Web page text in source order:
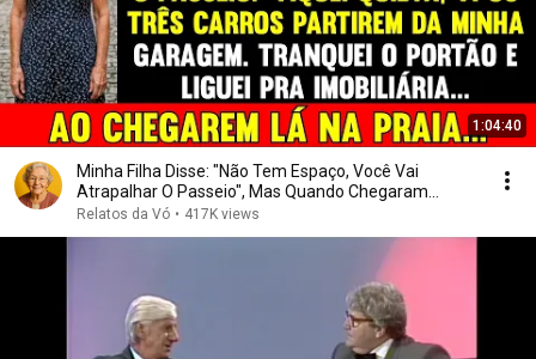
1:04:40
Minha Filha Disse: "Não Tem Espaço, Você Vai
Atrapalhar O Passeio", Mas Quando Chegaram...
Relatos da Vó • 417K views